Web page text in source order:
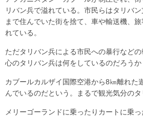
リバン兵で溢れている。市民らはタリバ
まで住んでいた街を捨て、車や輸送機、
れている。
ただタリバン兵による市民への暴行など
心のタリバン兵は何をしているのだろうか
カブールカルザイ国際空港から8㎞離れた
んでいるのだという。まるで観光気分のタ
メリーゴーランドに乗ったりカートに乗